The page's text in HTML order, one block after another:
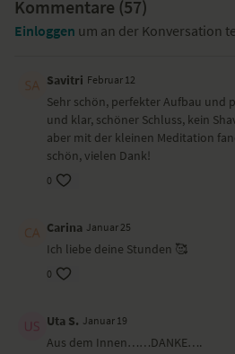
Lege dir bitte einen Block bereit.
Yoga-Übungen (Asanas)
Katze-Kuh – Marjariasana-Bidalasana
Meerjungfrausitz mit Seitbeuge
Bretthaltung – Chaturanga
herabschauender Hund – Adho
halber Sonnengruß – Ardha Surya
Sonnengruß – Surya Namaslar
tiefer Ausfallschritt mit Seitbeuge
Wilder Affe
Krieger II – VIrabhadrasana II
friedvoller Krieger – Viparita
schmelzendes Herz – Anahatasana
Kindhaltung – Balasana
Stocksitz – Dandasana
Kommentare (57)
Einloggen um an der Konversation
Savitri Februar 12
Sehr schön, perfekter Aufbau und
und klar, schöner Schluss, kein
aber mit der kleinen Meditation
schön, vielen Dank!
0
Carina Januar 25
Ich liebe deine Stunden 🥰
0
Uta S. Januar 19
Aus dem Innen……DANKE….